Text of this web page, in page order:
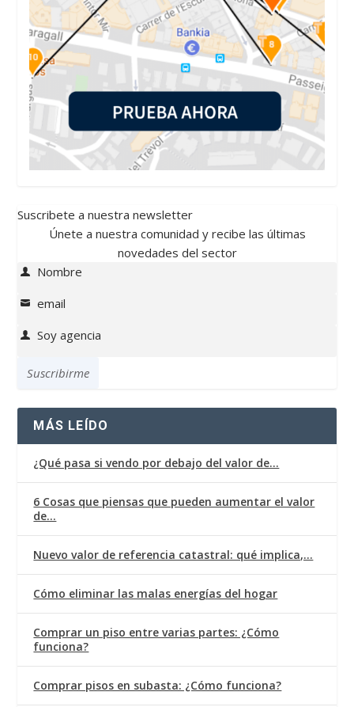
Suscribete a nuestra newsletter
Únete a nuestra comunidad y recibe las últimas
novedades del sector
Nombre
email
agencia
Soy agencia
Suscribirme
MÁS LEÍDO
¿Qué pasa si vendo por debajo del valor de…
6 Cosas que piensas que pueden aumentar el valor
de…
Nuevo valor de referencia catastral: qué implica,…
Cómo eliminar las malas energías del hogar
Comprar un piso entre varias partes: ¿Cómo
funciona?
Comprar pisos en subasta: ¿Cómo funciona?